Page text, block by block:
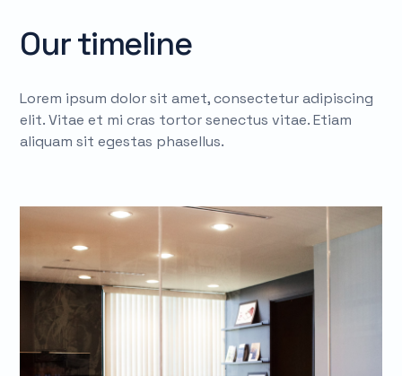
Our timeline
Lorem ipsum dolor sit amet, consectetur adipiscing
elit. Vitae et mi cras tortor senectus vitae. Etiam
aliquam sit egestas phasellus.